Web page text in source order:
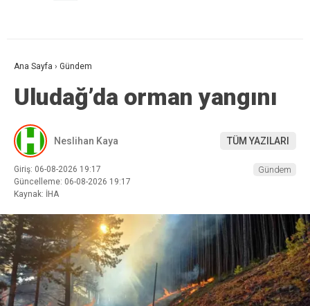
Ana Sayfa › Gündem
Uludağ’da orman yangını
Neslihan Kaya TÜM YAZILARI
Giriş: 06-08-2026 19:17
Güncelleme: 06-08-2026 19:17
Kaynak: İHA
Gündem